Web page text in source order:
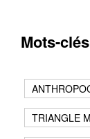
Mots-clés
TRIANGLE